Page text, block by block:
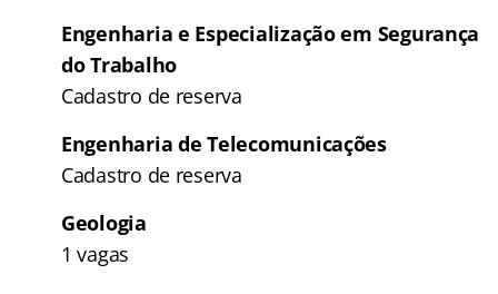
Engenharia e Especialização em Segurança
do Trabalho
Cadastro de reserva
Engenharia de Telecomunicações
Cadastro de reserva
Geologia
1 vagas